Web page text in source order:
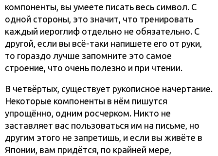
компоненты, вы умеете писать весь символ. С
одной стороны, это значит, что тренировать
каждый иероглиф отдельно не обязательно. С
другой, если вы всё-таки напишете его от руки,
то гораздо лучше запомните это самое
строение, что очень полезно и при чтении.
В четвёртых, существует рукописное начертание.
Некоторые компоненты в нём пишутся
упрощённо, одним росчерком. Никто не
заставляет вас пользоваться им на письме, но
другим этого не запретишь, и если вы живёте в
Японии, вам придётся, по крайней мере,